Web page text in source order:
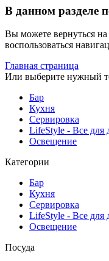
В данном разделе
Вы можете вернуться на
воспользоваться
Главная страница
Или выберите нужный
Бар
Кухня
Сервировка
LifeStyle - Все для
Освещение
Категории
Бар
Кухня
Сервировка
LifeStyle - Все для
Освещение
Посуда